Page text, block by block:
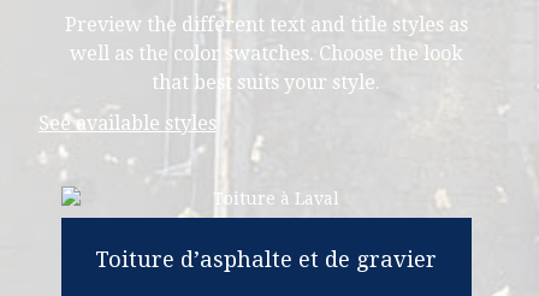
Preview the different text and title styles as
well as the color swatches. Choose the look
that best suits your style.
See available styles
Toiture d’asphalte et de gravier